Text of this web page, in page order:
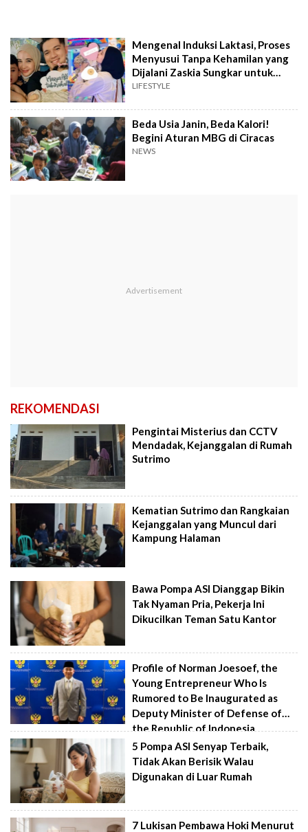
Mengenal Induksi Laktasi, Proses
Menyusui Tanpa Kehamilan yang
Dijalani Zaskia Sungkar untuk
Anak Adopsinya
LIFESTYLE
Beda Usia Janin, Beda Kalori!
Begini Aturan MBG di Ciracas
NEWS
REKOMENDASI
Pengintai Misterius dan CCTV
Mendadak, Kejanggalan di Rumah
Sutrimo
Kematian Sutrimo dan Rangkaian
Kejanggalan yang Muncul dari
Kampung Halaman
Bawa Pompa ASI Dianggap Bikin
Tak Nyaman Pria, Pekerja Ini
Dikucilkan Teman Satu Kantor
Profile of Norman Joesoef, the
Young Entrepreneur Who Is
Rumored to Be Inaugurated as
Deputy Minister of Defense of
the Republic of Indonesia
5 Pompa ASI Senyap Terbaik,
Tidak Akan Berisik Walau
Digunakan di Luar Rumah
7 Lukisan Pembawa Hoki Menurut